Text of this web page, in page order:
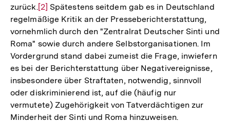
zurück.Zur
Auflösung
der
Fußnote
[2] Spätestens seitdem gab es in Deutschland
regelmäßige Kritik an der Presseberichterstattung,
vornehmlich durch den "Zentralrat Deutscher Sinti und
Roma" sowie durch andere Selbstorganisationen. Im
Vordergrund stand dabei zumeist die Frage, inwiefern
es bei der Berichterstattung über Negativereignisse,
insbesondere über Straftaten, notwendig, sinnvoll
oder diskriminierend ist, auf die (häufig nur
vermutete) Zugehörigkeit von Tatverdächtigen zur
Minderheit der Sinti und Roma hinzuweisen.